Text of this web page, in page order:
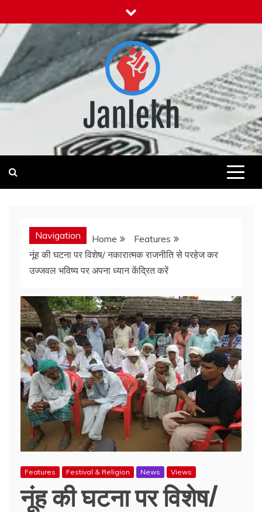
to
content
News for Public
Navigation Home
Features
नूंह की घटना पर विशेष/ नकारात्मक राजनीति से परहेज कर
उज्जवल भविष्य पर अपना ध्यान केंद्रित करें
Features Festival & Religion News Views
नूंह की घटना पर विशेष/